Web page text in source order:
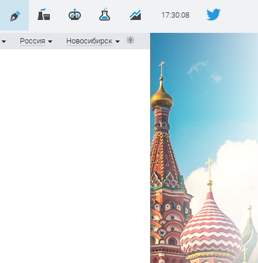
17:30:08
Новосибирск
Россия